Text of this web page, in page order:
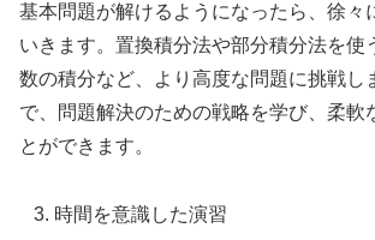
基本問題が解けるようになったら、徐々
いきます。置換積分法や部分積分法を使
数の積分など、より高度な問題に挑戦し
で、問題解決のための戦略を学び、柔軟
とができます。
時間を意識した演習